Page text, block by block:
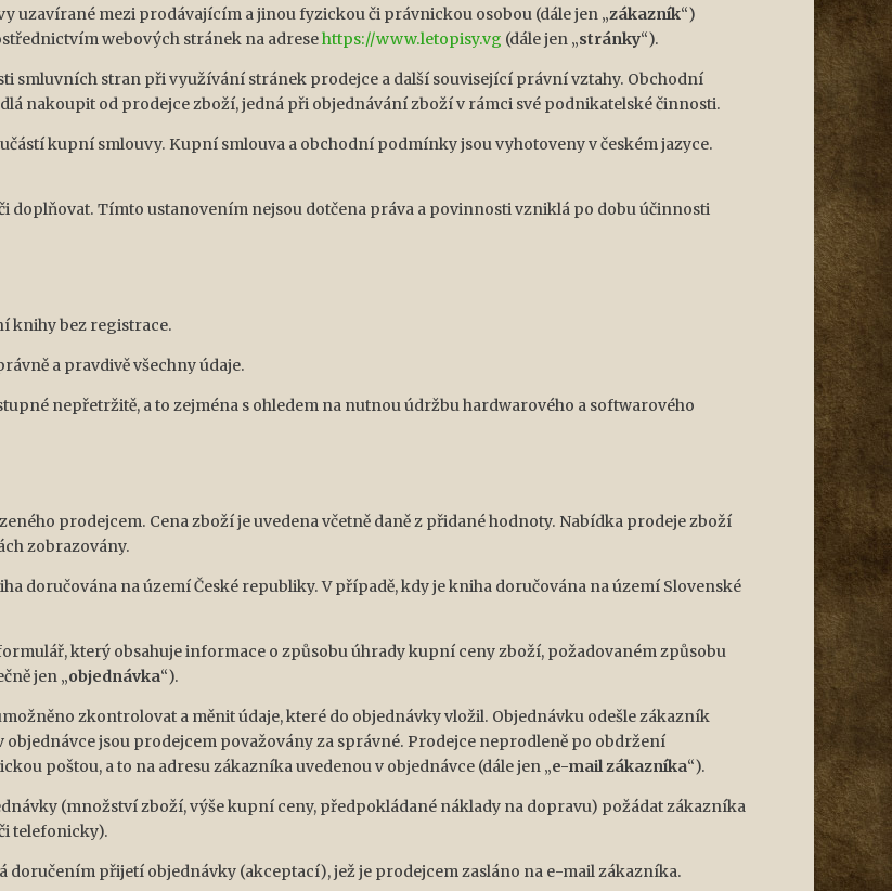
uzavírané mezi prodávajícím a jinou fyzickou či právnickou osobou (dále jen „zákazník“)
webových stránek na adresehttps://www.letopisy.vg (dále jen „stránky“).
smluvních stran při využívání stránek prodejce a další související právní vztahy. Obchodní
nakoupit od prodejce zboží, jedná při objednávání zboží v rámci své podnikatelské činnosti.
kupní smlouvy. Kupní smlouva a obchodní podmínky jsou vyhotoveny v českém jazyce.
doplňovat. Tímto ustanovením nejsou dotčena práva a povinnosti vzniklá po dobu účinnosti
knihy bez registrace.
a pravdivě všechny údaje.
nepřetržitě, a to zejména s ohledem na nutnou údržbu hardwarového a softwarového
prodejcem. Cena zboží je uvedena včetně daně z přidané hodnoty. Nabídka prodeje zboží
zobrazovány.
doručována na území České republiky. V případě, kdy je kniha doručována na území Slovenské
který obsahuje informace o způsobu úhrady kupní ceny zboží, požadovaném způsobu
jen „objednávka“).
zkontrolovat a měnit údaje, které do objednávky vložil. Objednávku odešle zákazník
objednávce jsou prodejcem považovány za správné. Prodejce neprodleně po obdržení
poštou, a to na adresu zákazníka uvedenou v objednávce (dále jen „e-mail zákazníka“).
(množství zboží, výše kupní ceny, předpokládané náklady na dopravu) požádat zákazníka
telefonicky).
přijetí objednávky (akceptací), jež je prodejcem zasláno na e-mail zákazníka.